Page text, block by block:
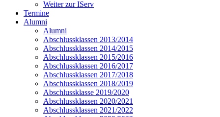
Weiter zur IServ
Termine
Alumni
Alumni
Abschlussklassen 2013/2014
Abschlussklassen 2014/2015
Abschlussklassen 2015/2016
Abschlussklassen 2016/2017
Abschlussklassen 2017/2018
Abschlussklassen 2018/2019
Abschlussklasse 2019/2020
Abschlussklassen 2020/2021
Abschlussklassen 2021/2022